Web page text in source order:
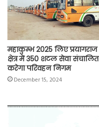
महाकुम्भ 2025 लिए प्रयागराज
क्षेत्र में 350 शटल सेवा संचालित
करेगा परिवहन निगम
December 15, 2024